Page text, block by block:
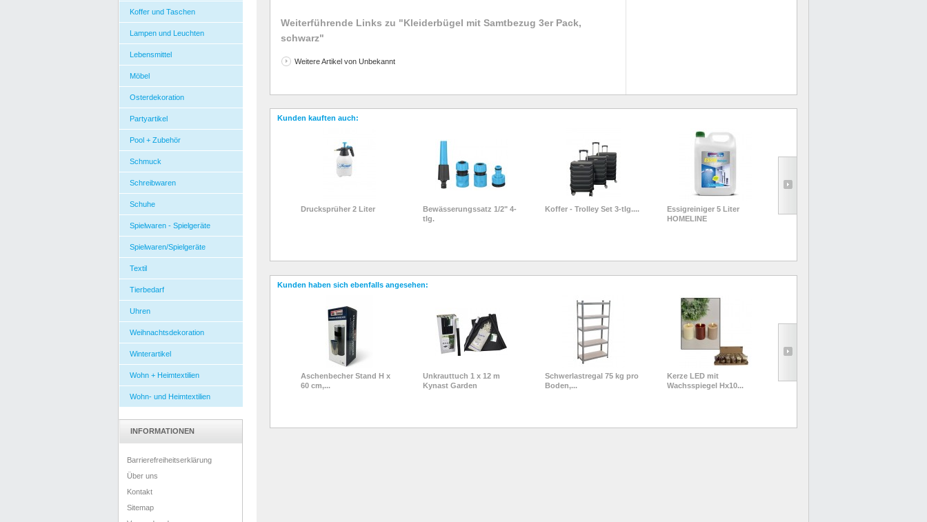
Koffer und Taschen
Lampen und Leuchten
Lebensmittel
Möbel
Osterdekoration
Partyartikel
Pool + Zubehör
Schmuck
Schreibwaren
Schuhe
Spielwaren - Spielgeräte
Spielwaren/Spielgeräte
Textil
Tierbedarf
Uhren
Weihnachtsdekoration
Winterartikel
Wohn + Heimtextilien
Wohn- und Heimtextilien
INFORMATIONEN
Barrierefreiheitserklärung
Über uns
Kontakt
Sitemap
Weiterführende Links zu "Kleiderbügel mit Samtbezug 3er Pack,
schwarz"
Weitere Artikel von Unbekannt
Kunden kauften auch:
Drucksprüher 2 Liter
Bewässerungssatz 1/2" 4-
tlg.
Koffer - Trolley Set 3-tlg....
Essigreiniger 5 Liter
HOMELINE
Kunden haben sich ebenfalls angesehen:
Aschenbecher Stand H x
60 cm,...
Unkrauttuch 1 x 12 m
Kynast Garden
Schwerlastregal 75 kg pro
Boden,...
Kerze LED mit
Wachsspiegel Hx10...